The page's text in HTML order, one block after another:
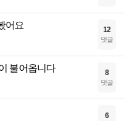
어요 12
댓글
불어옵니다 8
댓글
6